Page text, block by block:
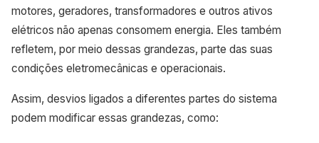
motores, geradores, transformadores e outros ativos
elétricos não apenas consomem energia. Eles também
refletem, por meio dessas grandezas, parte das suas
condições eletromecânicas e operacionais.
Assim, desvios ligados a diferentes partes do sistema
podem modificar essas grandezas, como: